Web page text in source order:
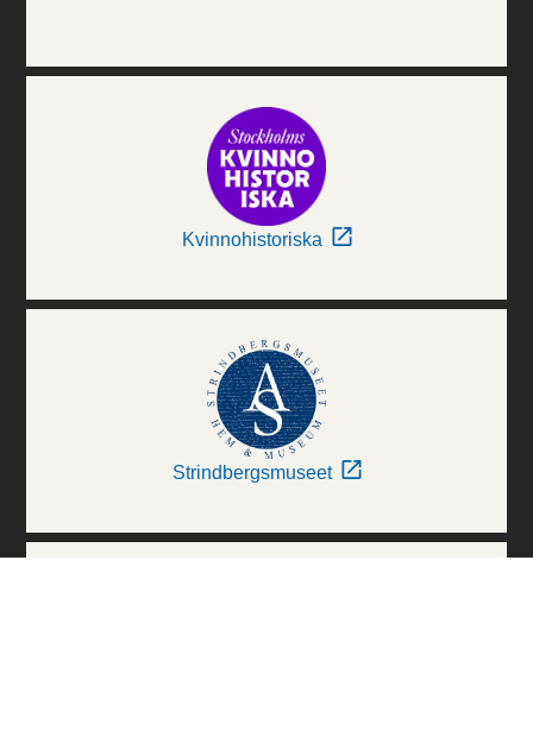
Kvinnohistoriska
Strindbergsmuseet